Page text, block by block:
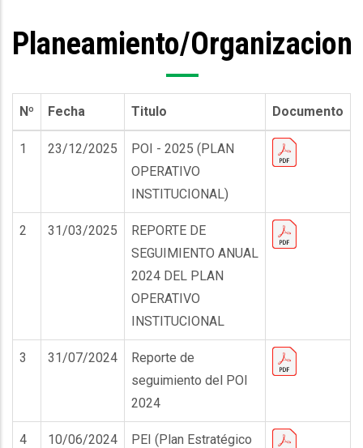
a
navegación
Planeamiento/Organizacion
Nº Fecha Titulo Documento
1 23/12/2025
POI - 2025 (PLAN
OPERATIVO
INSTITUCIONAL)
2 31/03/2025
REPORTE DE
SEGUIMIENTO ANUAL
2024 DEL PLAN
OPERATIVO
INSTITUCIONAL
3 31/07/2024
Reporte de
seguimiento del POI
2024
4 10/06/2024
PEI (Plan Estratégico